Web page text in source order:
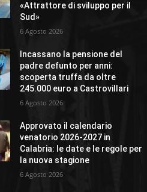
«Attrattore di sviluppo per il
Sud»
6 Agosto 2026
Incassano la pensione del
padre defunto per anni:
scoperta truffa da oltre
245.000 euro a Castrovillari
6 Agosto 2026
Approvato il calendario
venatorio 2026-2027 in
Calabria: le date e le regole per
la nuova stagione
6 Agosto 2026